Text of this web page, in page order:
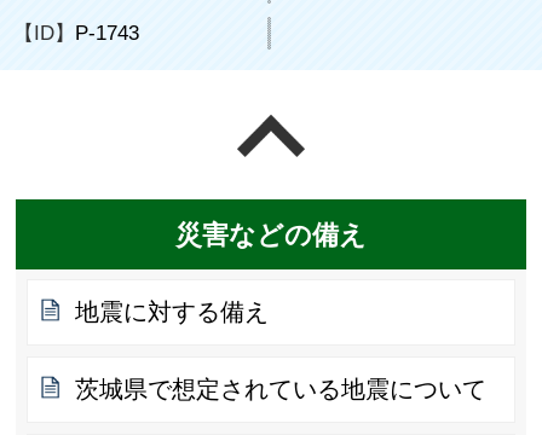
【ID】 P-1743
災害などの備え
地震に対する備え
茨城県で想定されている地震について